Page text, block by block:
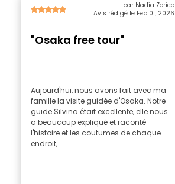
par Nadia Zorico
Avis rédigé le Feb 01, 2026
"Osaka free tour"
Aujourd'hui, nous avons fait avec ma
famille la visite guidée d'Osaka. Notre
guide Silvina était excellente, elle nous
a beaucoup expliqué et raconté
l'histoire et les coutumes de chaque
endroit,...